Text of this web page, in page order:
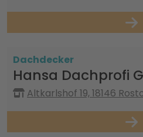
Dachdecker
Hansa Dachprofi
Altkarlshof 19, 18146